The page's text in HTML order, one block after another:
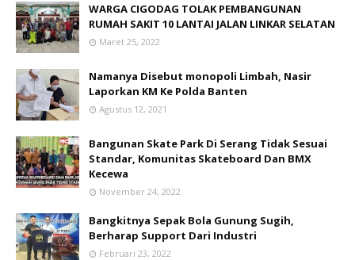
WARGA CIGODAG TOLAK PEMBANGUNAN
RUMAH SAKIT 10 LANTAI JALAN LINKAR SELATAN
Maret 25, 2022
Namanya Disebut monopoli Limbah, Nasir
Laporkan KM Ke Polda Banten
Agustus 12, 2021
Bangunan Skate Park Di Serang Tidak Sesuai
Standar, Komunitas Skateboard Dan BMX
Kecewa
November 24, 2022
Bangkitnya Sepak Bola Gunung Sugih,
Berharap Support Dari Industri
Februari 23, 2022